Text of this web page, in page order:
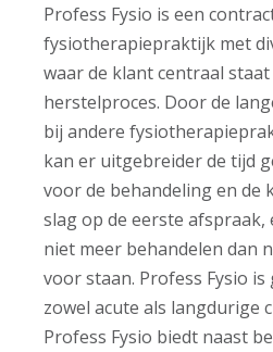
Profess Fysio is een
fysiotherapiepraktijk met
waar de klant centraal
herstelproces. Door de
bij andere
kan er uitgebreider de tijd
voor de behandeling en de
slag op de eerste afspraak,
niet meer behandelen dan
voor staan. Profess Fysio is
zowel acute als langdurige
Profess Fysio biedt naast